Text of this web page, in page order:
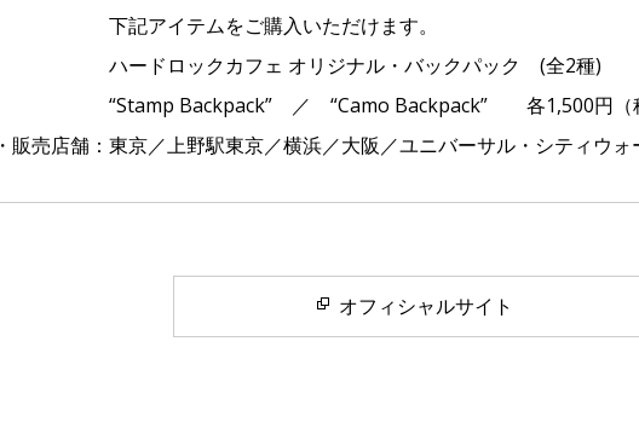
下記アイテムをご購入いただけます。
ハードロックカフェ オリジナル・バックパック (全2種)
“Stamp Backpack” ／ “Camo Backpack” 各1,500円（税
・販売店舗：東京／上野駅東京／横浜／⼤阪／ユニバーサル・シティウ
オフィシャルサイト